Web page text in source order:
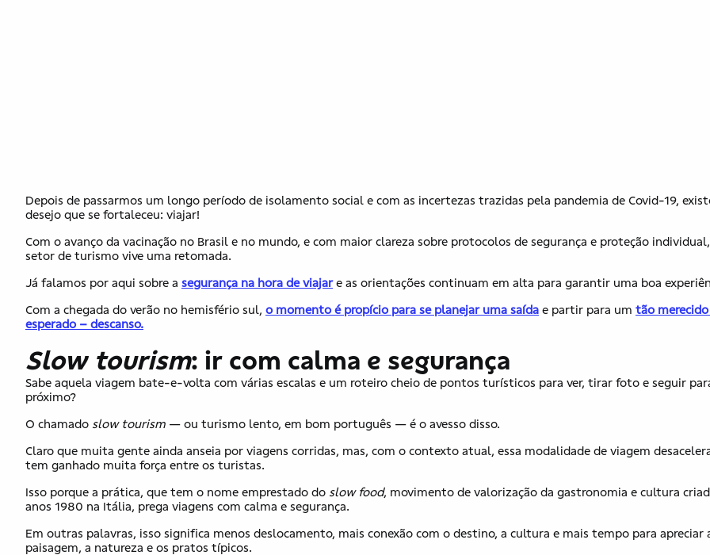
Depois de passarmos um longo período de isolamento social e com as incertezas trazidas pela pandemia de Covid-19,
desejo que se fortaleceu: viajar!
Com o avanço da vacinação no Brasil e no mundo, e com maior clareza sobre protocolos de segurança e proteção
setor de turismo vive uma retomada.
Já falamos por aqui sobre a segurança na hora de viajare as orientações continuam em alta para garantir uma boa
Com a chegada do verão no hemisfério sul, o momento é propício para se planejar uma saída e partir para um tão
esperado – descanso.
Slow tourism: ir com calma e segurança
Sabe aquela viagem bate-e-volta com várias escalas e um roteiro cheio de pontos turísticos para ver, tirar foto e seguir
próximo?
O chamado slow tourism — ou turismo lento, em bom português — é o avesso disso.
Claro que muita gente ainda anseia por viagens corridas, mas, com o contexto atual, essa modalidade de viagem
tem ganhado muita força entre os turistas.
Isso porque a prática, que tem o nome emprestado do slow food, movimento de valorização da gastronomia e cultura
anos 1980 na Itália, prega viagens com calma e segurança.
Em outras palavras, isso significa menos deslocamento, mais conexão com o destino, a cultura e mais tempo para apreciar
paisagem, a natureza e os pratos típicos.